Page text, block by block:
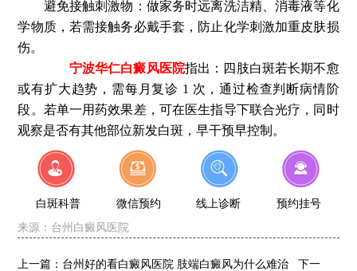
避免接触刺激物：做家务时远离洗洁精、消毒液等化
学物质，若需接触务必戴手套，防止化学刺激加重皮肤损
伤。
宁波华仁白癜风医院指出：四肢白斑若长期不愈
或有扩大趋势，需每月复诊 1 次，通过检查判断病情阶
段。若单一用药效果差，可在医生指导下联合光疗，同时
观察是否有其他部位新发白斑，早干预早控制。
白斑科普 微信预约 线上诊断
预约挂号
来源： 台州白癜风医院
上一篇： 台州好的看白癜风医院 肢端白癜风为什么难治 下一